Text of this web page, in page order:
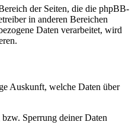
der Seiten, die die phpBB-
in anderen Bereichen
Daten verarbeitet, wird
Auskunft, welche Daten über
Sperrung deiner Daten